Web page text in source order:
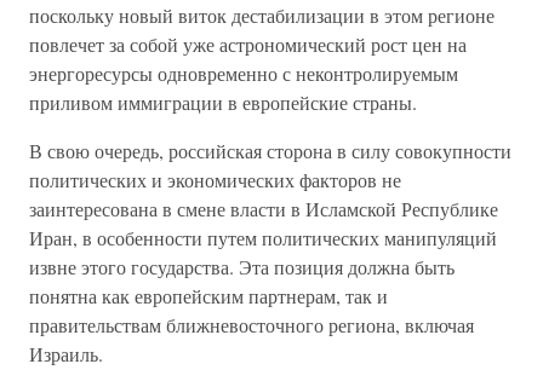
поскольку новый виток дестабилизации в этом регионе
повлечет за собой уже астрономический рост цен на
энергоресурсы одновременно с неконтролируемым
приливом иммиграции в европейские страны.
В свою очередь, российская сторона в силу совокупности
политических и экономических факторов не
заинтересована в смене власти в Исламской Республике
Иран, в особенности путем политических манипуляций
извне этого государства. Эта позиция должна быть
понятна как европейским партнерам, так и
правительствам ближневосточного региона, включая
Израиль.